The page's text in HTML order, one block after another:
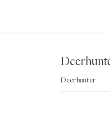
Deerhunter